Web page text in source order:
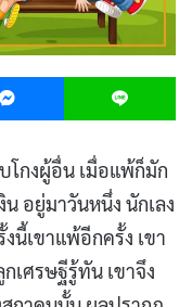
Messenger
โกงผู้อื่น เมื่อแพ้ก็มัก
อยู่มาวันหนึ่ง นักเลง
นี้เขาแพ้อีกครั้ง เขา
เศรษฐีรู้ทัน เขาจึง